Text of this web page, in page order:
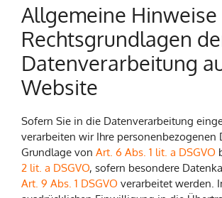
Allgemeine Hinweise
Rechtsgrundlagen
Datenverarbeitung
Website
Sofern Sie in die Datenverarbeitung
verarbeiten wir Ihre personenbezogenen
Grundlage von Art. 6 Abs. 1 lit. a DSGVO
2 lit. a DSGVO, sofern besondere
Art. 9 Abs. 1 DSGVO verarbeitet werden.